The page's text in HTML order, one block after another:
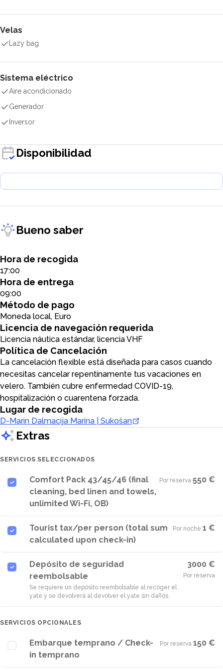
Velas
Lazy bag
Sistema eléctrico
Aire acondicionado
Generador
Inversor
Disponibilidad
Bueno saber
Hora de recogida
17:00
Hora de entrega
09:00
Método de pago
Moneda local, Euro
Licencia de navegación requerida
Licencia náutica estándar, licencia VHF
Política de Cancelación
La cancelación flexible está diseñada para casos cuando
necesitas cancelar repentinamente tus vacaciones en
velero. También cubre enfermedad COVID-19,
hospitalización o cuarentena forzada.
Lugar de recogida
D-Marin Dalmacija Marina | Sukošan
Extras
SERVICIOS SELECCIONADOS
Comfort Pack 43/45/46 (final
cleaning, bed linen and towels,
unlimited Wi-Fi, OB)
Por reserva·550 €
Tourist tax/per person (total sum
calculated upon check-in)
Por noche·1 €
Depósito de seguridad
reembolsable
Se requiere un depósito reembolsable al recoger el
yate y se devolverá al devolver el yate sin daños.
3000 €
Por reserva
SERVICIOS OPCIONALES
Embarque temprano / Check-
in temprano
Por reserva·150 €